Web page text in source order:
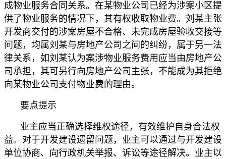
成物业服务合同关系。在某物业公司已经为涉案小区提
供了物业服务的情况下，其有权收取物业费。刘某主张
开发商交付的涉案房屋不合格、未完成房屋验收交接等
问题，均属刘某与房地产公司之间的纠纷，属于另一法
律关系，如刘某认为案涉物业服务费用应当由房地产公
司承担，其可另行向房地产公司主张，不能成为其拒绝
向某物业公司支付物业费的理由。
要点提示
业主应当正确选择维权途径，有效维护自身合法权
益。对于开发建设遗留问题，业主可以通过与开发建设
单位协商、向行政机关举报、诉讼等途径解决。业主以